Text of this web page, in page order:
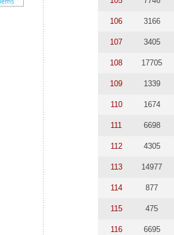
106 3166
107 3405
108 17705
109 1339
110 1674
111 6698
112 4305
113 14977
114 877
115 475
116 6695